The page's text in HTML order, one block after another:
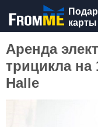
Аренда
трицикла на
Halle